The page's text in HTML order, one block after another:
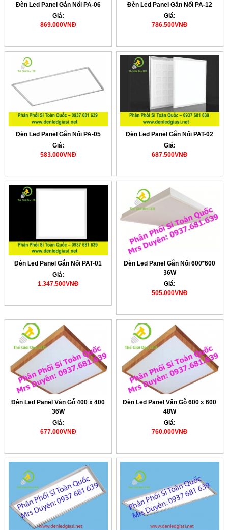
Đèn Led Panel Gắn Nổi PA-06
Giá:
869.000VNĐ
Đèn Led Panel Gắn Nổi PA-12
Giá:
786.500VNĐ
Đèn Led Panel Gắn Nổi PA-05
Giá:
583.000VNĐ
Đèn Led Panel Gắn Nổi PAT-02
Giá:
687.500VNĐ
Đèn Led Panel Gắn Nổi PAT-01
Giá:
1.347.500VNĐ
Đèn Led Panel Gắn Nổi 600*600
36W
Giá:
505.000VNĐ
Đèn Led Panel Vân Gỗ 400 x 400
36W
Giá:
677.000VNĐ
Đèn Led Panel Vân Gỗ 600 x 600
48W
Giá:
760.000VNĐ